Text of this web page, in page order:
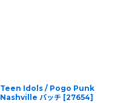
Teen Idols / Pogo Punk
Nashville パッチ [27654]